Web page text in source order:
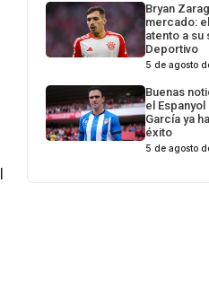
Bryan
mercado:
atento a su
Deportivo
5 de agosto
Buenas
el
García ya
éxito
5 de agosto